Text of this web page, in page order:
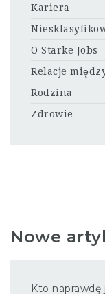
Kariera
O Starke Jobs
Relacje
Rodzina
Zdrowie
Nowe
Kto